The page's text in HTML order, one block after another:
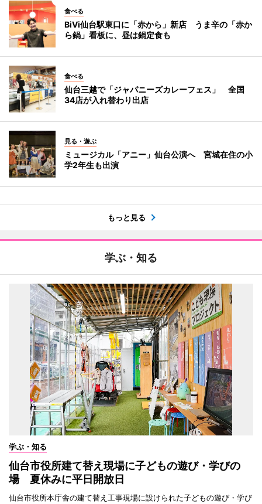
食べる
BiVi仙台駅東口に「赤から」新店 うま辛の「赤か
ら鍋」看板に、昼は鍋定食も
食べる
仙台三越で「ジャパニーズカレーフェス」 全国
34店が入れ替わり出店
見る・遊ぶ
ミュージカル「アニー」仙台公演へ 宮城在住の小
学2年生も出演
もっと見る
学ぶ・知る
学ぶ・知る
仙台市役所建て替え現場に子どもの遊び・学びの
場 夏休みに平日開放日
仙台市役所本庁舎の建て替え工事現場に設けられた子どもの遊び・学び